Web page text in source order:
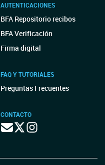
AUTENTICACIONES
BFA Repositorio recibos
BFA Verificación
Firma digital
FAQ Y TUTORIALES
Preguntas Frecuentes
CONTACTO